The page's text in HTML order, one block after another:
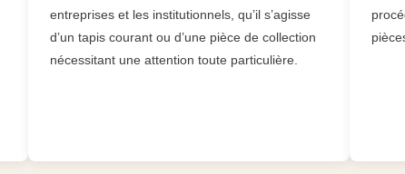
entreprises et les institutionnels, qu’il s’agisse
d’un tapis courant ou d’une pièce de collection
nécessitant une attention toute particulière.